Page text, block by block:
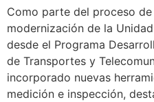
Como parte del proceso
modernización de la
desde el Programa
de Transportes y
incorporado nuevas
medición e inspección,